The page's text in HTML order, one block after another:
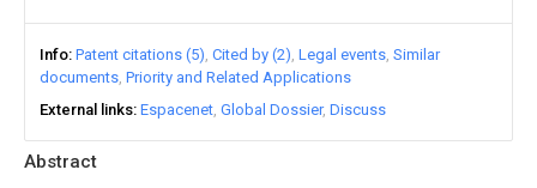
Abstract
Info Patent citations (5) Cited by (2) Legal events Similar
documents Priority and Related Applications
External links Espacenet Global Dossier Discuss